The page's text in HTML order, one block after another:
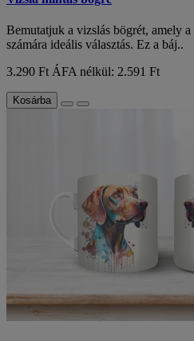
Bemutatjuk a vizslás bögrét, amely
számára ideális választás. Ez a báj..
3.290 Ft ÁFA nélkül: 2.591 Ft
Kosárba